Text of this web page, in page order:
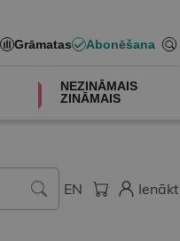
Grāmatas Abonēšana
NEZINĀMAIS
ZINĀMAIS
EN Ienākt